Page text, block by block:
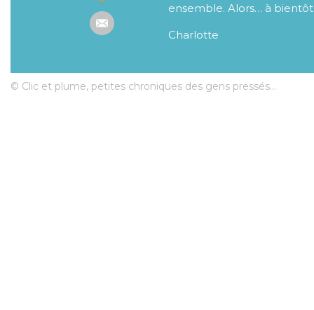
ensemble. Alors… à bientôt
Charlotte
© Clic et plume, petites chroniques des gens pressés...